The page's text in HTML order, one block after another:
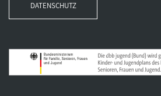
DATENSCHUTZ